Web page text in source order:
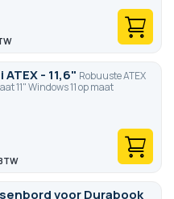
ATEX - 11,6" Robuuste ATEX
11" Windows 11 op maat
voor Durabook